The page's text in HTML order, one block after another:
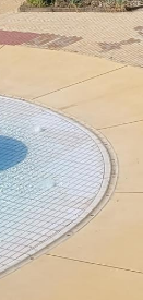
Württemberg?